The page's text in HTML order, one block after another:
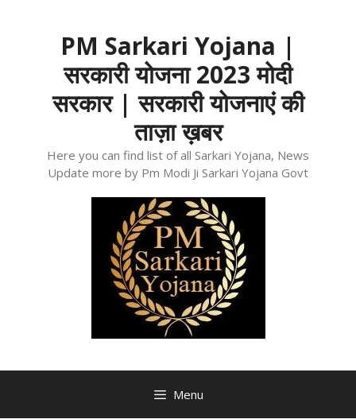
PM Sarkari Yojana |
सरकारी योजना 2023 मोदी
सरकार | सरकारी योजनाएं की
ताज़ा ख़बर
Here you can find list of all Sarkari Yojana, News
Update more by Pm Modi Ji Sarkari Yojana Govt
Menu